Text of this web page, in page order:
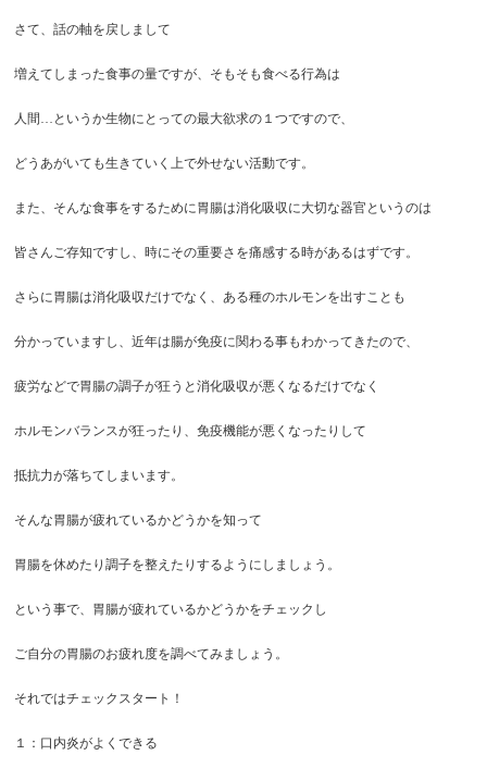
さて、話の軸を戻しまして
増えてしまった食事の量ですが、そもそも食べる行為は
人間…というか生物にとっての最大欲求の１つですので、
どうあがいても生きていく上で外せない活動です。
また、そんな食事をするために胃腸は消化吸収に大切な器官というのは
皆さんご存知ですし、時にその重要さを痛感する時があるはずです。
さらに胃腸は消化吸収だけでなく、ある種のホルモンを出すことも
分かっていますし、近年は腸が免疫に関わる事もわかってきたので、
疲労などで胃腸の調子が狂うと消化吸収が悪くなるだけでなく
ホルモンバランスが狂ったり、免疫機能が悪くなったりして
抵抗力が落ちてしまいます。
そんな胃腸が疲れているかどうかを知って
胃腸を休めたり調子を整えたりするようにしましょう。
という事で、胃腸が疲れているかどうかをチェックし
ご自分の胃腸のお疲れ度を調べてみましょう。
それではチェックスタート！
１：口内炎がよくできる